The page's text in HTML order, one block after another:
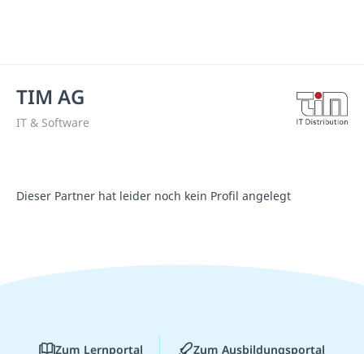
TIM AG
IT & Software
Dieser Partner hat leider noch kein Profil angelegt
Zum Lernportal Zum Ausbildungsportal